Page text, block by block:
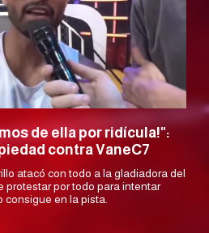
de ella por ridícula!":
contra VaneC7
atacó con todo a la gladiadora del
protestar por todo para intentar
consigue en la pista.